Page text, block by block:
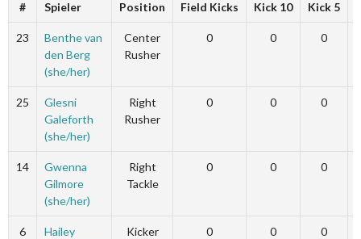
# Spieler Position Field Kicks Kick 10 Kick 5
23
Benthe van
den Berg
(she/her)
Center
Rusher
0 0 0
25
Glesni
Galeforth
(she/her)
Right
Rusher
0 0 0
14
Gwenna
Gilmore
(she/her)
Right
Tackle
0 0 0
6
Hailey
Kicker
0 0 0